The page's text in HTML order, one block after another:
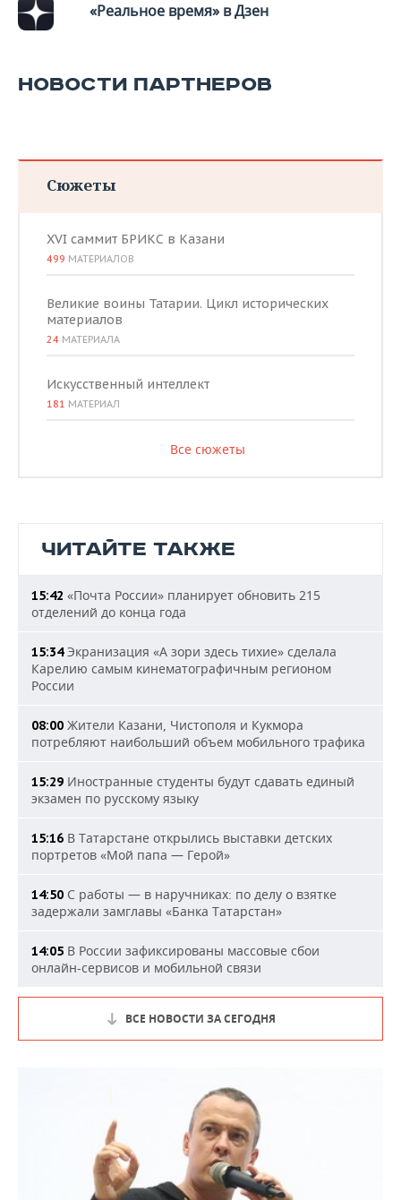
«Реальное время» в Дзен
НОВОСТИ ПАРТНЕРОВ
Сюжеты
XVI саммит БРИКС в Казани
499 МАТЕРИАЛОВ
Великие воины Татарии. Цикл исторических
материалов
24 МАТЕРИАЛА
Искусственный интеллект
181 МАТЕРИАЛ
Все сюжеты
ЧИТАЙТЕ ТАКЖЕ
15:42 «Почта России» планирует обновить 215
отделений до конца года
15:34Экранизация «А зори здесь тихие» сделала
Карелию самым кинематографичным регионом
России
08:00 Жители Казани, Чистополя и Кукмора
потребляют наибольший объем мобильного трафика
15:29 Иностранные студенты будут сдавать единый
экзамен по русскому языку
15:16 В Татарстане открылись выставки детских
портретов «Мой папа — Герой»
14:50 С работы — в наручниках: по делу о взятке
задержали замглавы «Банка Татарстан»
14:05 В России зафиксированы массовые сбои
онлайн-сервисов и мобильной связи
ВСЕ НОВОСТИ ЗА СЕГОДНЯ